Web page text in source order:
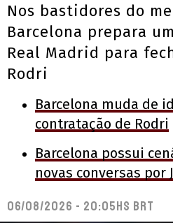
Nos bastidores do
Barcelona prepara
Real Madrid para
Rodri
Barcelona muda de
contratação de Rodri
Barcelona possui
novas conversas por
06/08/2026 - 20:05hs BRT